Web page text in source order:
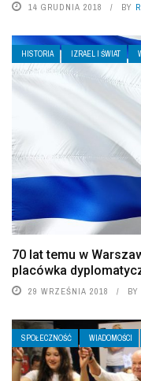
14 GRUDNIA 2018 BY
HISTORIA IZRAEL I ŚWIAT
70 lat temu w
placówka
29 WRZEŚNIA 2018 BY
SPOŁECZNOŚĆ WIADOMOŚCI